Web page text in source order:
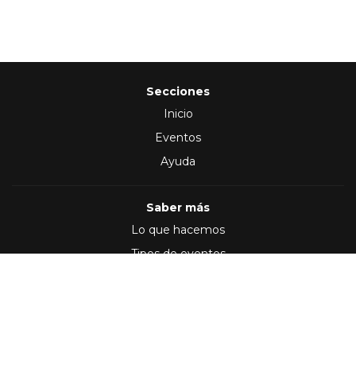
Secciones
Inicio
Eventos
Ayuda
Saber más
Lo que hacemos
Tipos de eventos